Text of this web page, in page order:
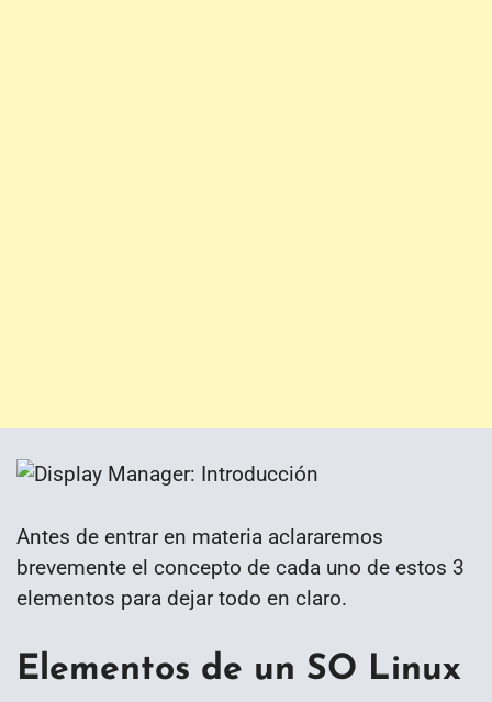
Antes de entrar en materia aclararemos
brevemente el concepto de cada uno de estos 3
elementos para dejar todo en claro.
Elementos de un SO Linux